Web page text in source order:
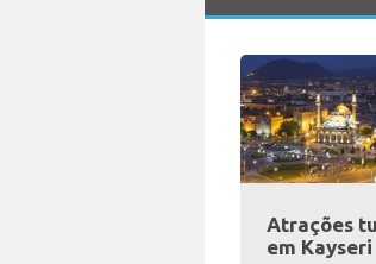
Atrações
em Kayseri